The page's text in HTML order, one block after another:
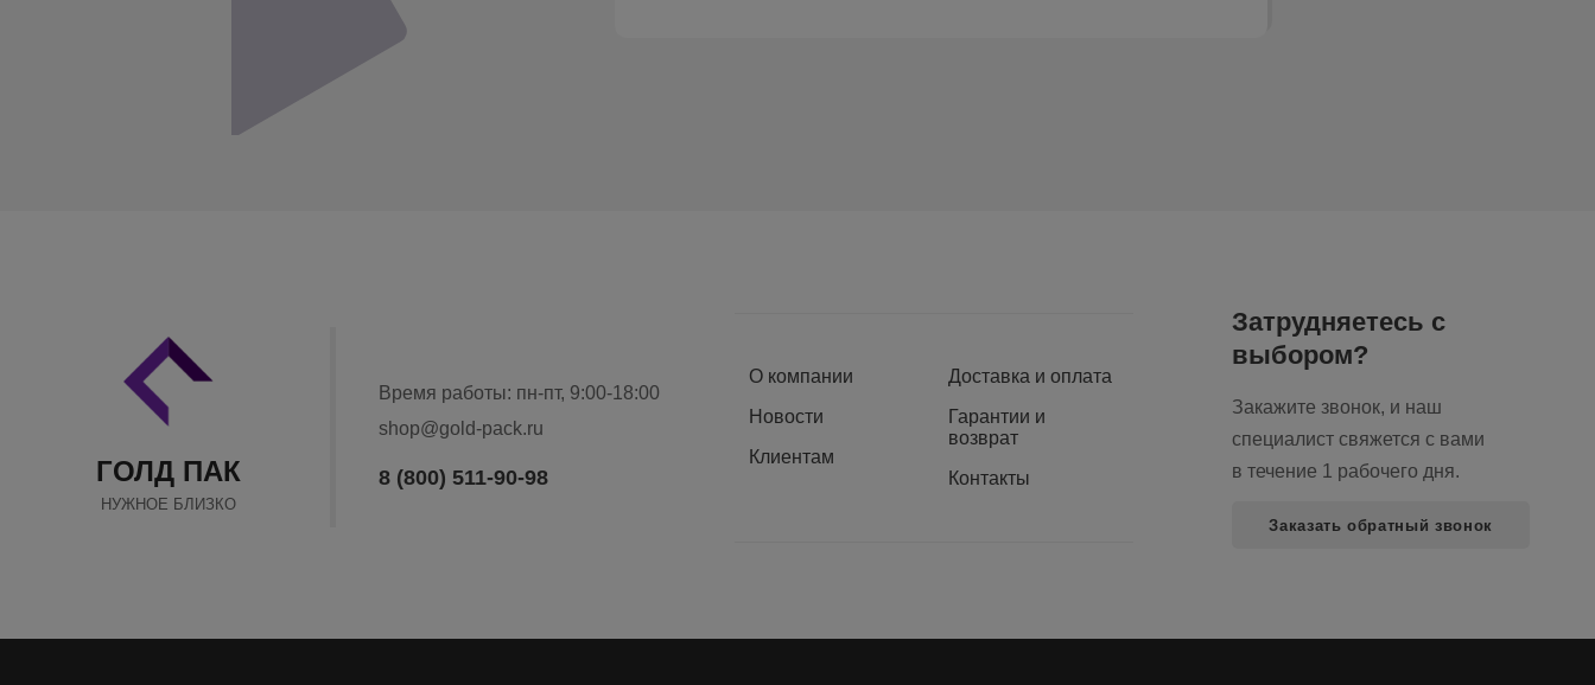
ГОЛД ПАК
НУЖНОЕ БЛИЗКО
Время работы: пн-пт, 9:00-18:00
Связаться по email
shop@gold-pack.ru
8 (800) 511-90-98
О компании
Новости
Клиентам
Доставка и оплата
Гарантии и
возврат
Контакты
Затрудняетесь с
выбором?
Закажите звонок, и наш
специалист свяжется с вами
в течение 1 рабочего дня.
Заказать обратный звонок